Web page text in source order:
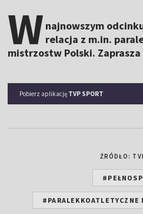
W najnowszym
relacja z m.in.
mistrzostw Polski.
Pobierz aplikację TVP SPORT
ŹRÓDŁO: